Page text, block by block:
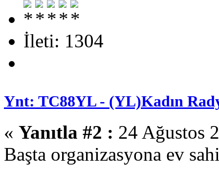
İleti: 1304
Ynt: TC88YL - (YL)Kadın
« Yanıtla #2 : 24 Ağustos
Başta organizasyona ev